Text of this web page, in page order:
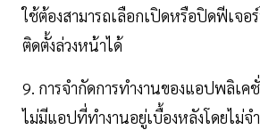
ใช้ต้องสามารถเลือกเปิดหรือปิดฟีเจอ
ติดตั้งล่วงหน้าได้
9. การจำกัดการทำงานของแอปพลิเ
ไม่มีแอปที่ทำงานอยู่เบื้องหลังโดยไม่จ